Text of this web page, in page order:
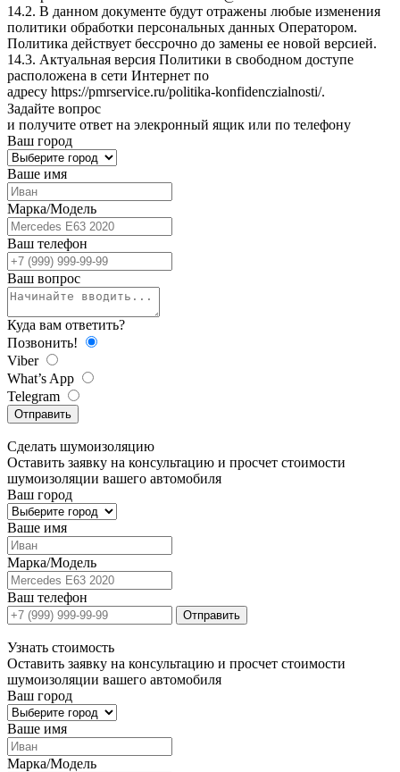
14.2. В данном документе будут отражены любые изменения
политики обработки персональных данных Оператором.
Политика действует бессрочно до замены ее новой версией.
14.3. Актуальная версия Политики в свободном доступе
расположена в сети Интернет по
адресу https://pmrservice.ru/politika-konfidenczialnosti/.
Задайте вопрос
и получите ответ на элекронный ящик или по телефону
Ваш город
Ваше имя
Марка/Модель
Ваш телефон
Ваш вопрос
Куда вам ответить?
Позвонить!
Viber
What’s App
Telegram
Отправить
Сделать шумоизоляцию
Оставить заявку на консультацию и просчет стоимости
шумоизоляции вашего автомобиля
Ваш город
Ваше имя
Марка/Модель
Ваш телефон
Отправить
Узнать стоимость
Оставить заявку на консультацию и просчет стоимости
шумоизоляции вашего автомобиля
Ваш город
Ваше имя
Марка/Модель